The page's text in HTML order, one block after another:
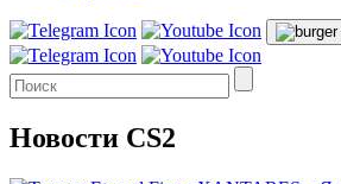
Новости CS2